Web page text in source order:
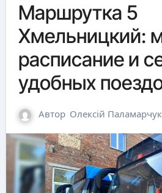
Маршрутка 5
Хмельницкий:
расписание и
удобных
Автор Олексій Паламарчук